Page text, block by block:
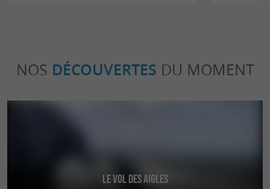
NOS DÉCOUVERTES DU MOMENT
Le Vol des Aigles